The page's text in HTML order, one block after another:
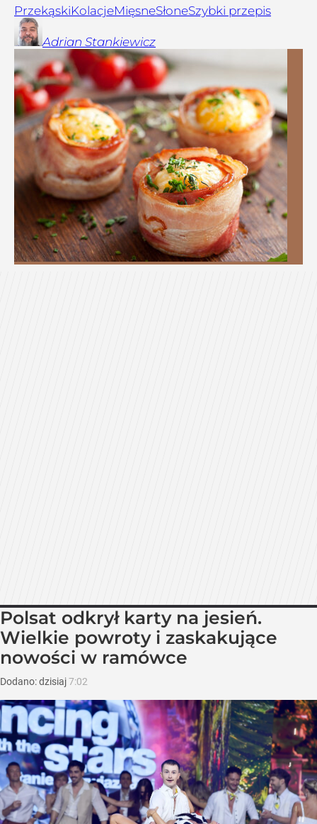
PrzekąskiKolacjeMięsneSłoneSzybki przepis
Adrian Stankiewicz
Polsat odkrył karty na jesień.
Wielkie powroty i zaskakujące
nowości w ramówce
Dodano:dzisiaj7:02